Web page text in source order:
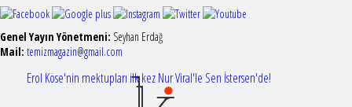
Erol Köse'nin mektupları ilk kez Nur Viral'le Sen İstersen'de!
Genel Yayın Yönetmeni: Seyhan Erdağ
Mail: temizmagazin@gmail.com